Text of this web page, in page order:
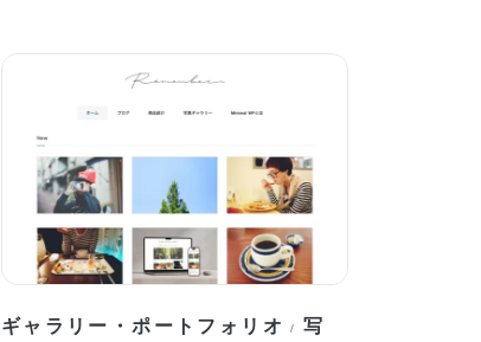
ギャラリー・ポートフォリオ /写